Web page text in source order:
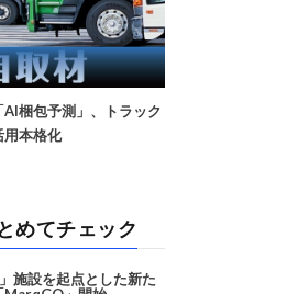
AI梱包予測」、トラック
用本格化
めてチェック
施設を起点とした新た